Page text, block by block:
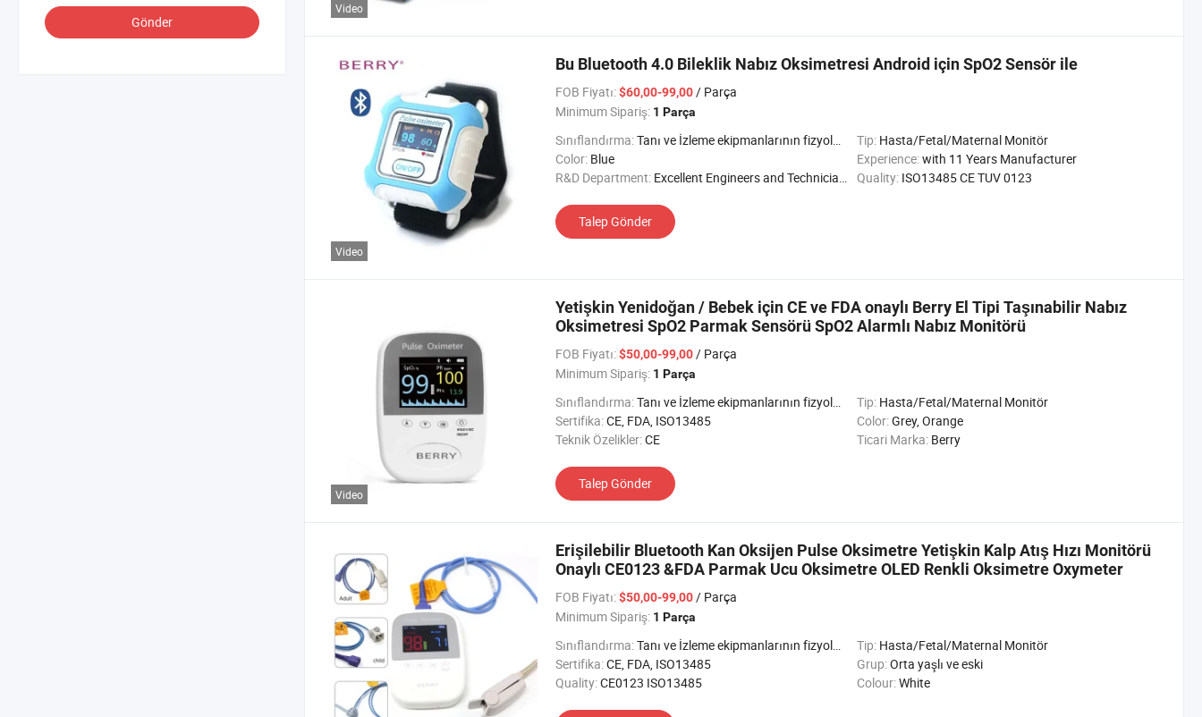
Gönder
Video
Video
Bu Bluetooth 4.0 Bileklik Nabız Oksimetresi Android için SpO2 Sensör ile
FOB Fiyatı:$60,00-99,00/ Parça
Minimum Sipariş: 1 Parça
Sınıflandırma:Tanı ve İzleme ekipmanlarının fizyolojik İşlevleri Tip: Hasta/Fetal/Maternal Monitör
Color: Blue Experience:with 11 Years Manufacturer
R&D Department: Excellent Engineers and Technicians Quality: ISO13485 CE TUV 0123
Talep Gönder
Video
Yetişkin Yenidoğan / Bebek için CE ve FDA onaylı Berry El Tipi Taşınabilir Nabız
Oksimetresi SpO2 Parmak Sensörü SpO2 Alarmlı Nabız Monitörü
FOB Fiyatı:$50,00-99,00/ Parça
Minimum Sipariş: 1 Parça
Sınıflandırma:Tanı ve İzleme ekipmanlarının fizyolojik İşlevleri Tip: Hasta/Fetal/Maternal Monitör
Sertifika:CE, FDA, ISO13485 Color:Grey, Orange
Teknik Özelikler:CE Ticari Marka: Berry
Talep Gönder
Erişilebilir Bluetooth Kan Oksijen Pulse Oksimetre Yetişkin Kalp Atış Hızı Monitörü
Onaylı CE0123 &FDA Parmak Ucu Oksimetre OLED Renkli Oksimetre Oxymeter
FOB Fiyatı:$50,00-99,00/ Parça
Minimum Sipariş: 1 Parça
Sınıflandırma:Tanı ve İzleme ekipmanlarının fizyolojik İşlevleri Tip: Hasta/Fetal/Maternal Monitör
Sertifika:CE, FDA, ISO13485 Grup:Orta yaşlı ve eski
Quality:CE0123 ISO13485 Colour:White